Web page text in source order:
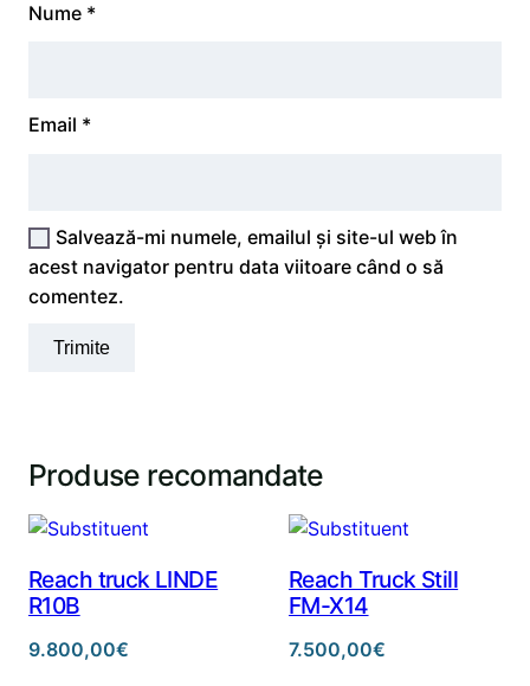
Nume *
Email *
Salvează-mi numele, emailul și site-ul web în
acest navigator pentru data viitoare când o să
comentez.
Produse recomandate
Reach truck LINDE
R10B
9.800,00€
Reach Truck Still
FM-X14
7.500,00€